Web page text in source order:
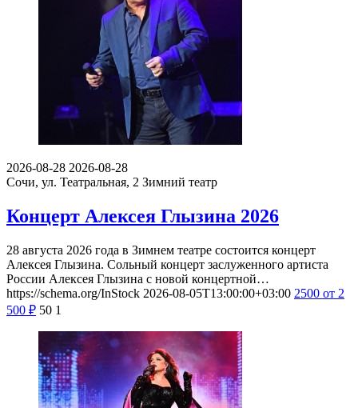
2026-08-28 2026-08-28
Сочи, ул. Театральная, 2 Зимний театр
Концерт Алексея Глызина 2026
28 августа 2026 года в Зимнем театре состоится концерт
Алексея Глызина. Сольный концерт заслуженного артиста
России Алексея Глызина с новой концертной…
https://schema.org/InStock 2026-08-05T13:00:00+03:00 2500 от 2
500 ₽ 50 1